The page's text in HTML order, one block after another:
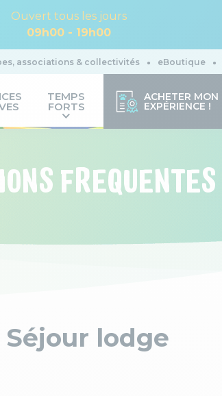
Ouvert tous les jours
09h00 - 19h00
associations & collectivités eBoutique
TEMPS
FORTS
ACHETER MON
EXPÉRIENCE !
FREQUENTES
Séjour lodge